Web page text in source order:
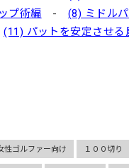
プ術編 -(8) ミドル
(11) パットを安定させる
性ゴルファー向け １００切り